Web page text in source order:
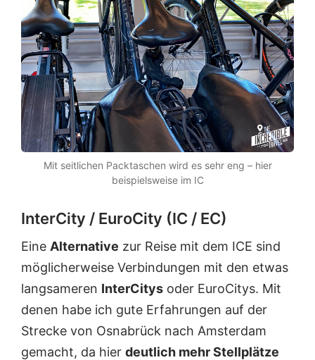
Mit seitlichen Packtaschen wird es sehr eng – hier
beispielsweise im IC
InterCity / EuroCity (IC / EC)
Eine Alternative zur Reise mit dem ICE sind
möglicherweise Verbindungen mit den etwas
langsameren InterCitys oder EuroCitys. Mit
denen habe ich gute Erfahrungen auf der
Strecke von Osnabrück nach Amsterdam
gemacht, da hier deutlich mehr Stellplätze